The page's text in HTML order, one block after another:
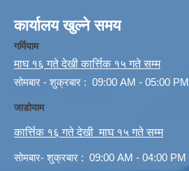
कार्यालय खुल्ने समय
गर्मियाम
माघ १६ गते देखी कार्त्तिक १५ गते सम्म
सोमबार - शुक्रबार : 09:00 AM - 05:00 PM
जाडोयाम
कार्त्तिक १६ गते देखी माघ १५ गते सम्म
सोमबार- शुक्रबार : 09:00 AM - 04:00 PM